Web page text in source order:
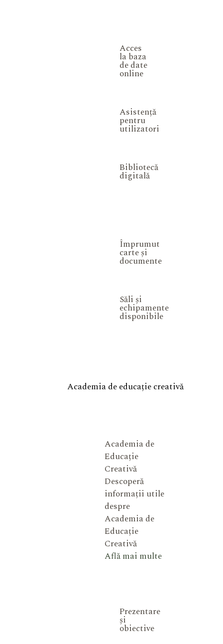
Acces
la baza
de date
online
Asistență
pentru
utilizatori
Bibliotecă
digitală
Împrumut
carte și
documente
Săli și
echipamente
disponibile
Academia de educație creativă
Academia de
Educație
Creativă
Descoperă
informații utile
despre
Academia de
Educație
Creativă
Află mai multe
Prezentare
și
obiective